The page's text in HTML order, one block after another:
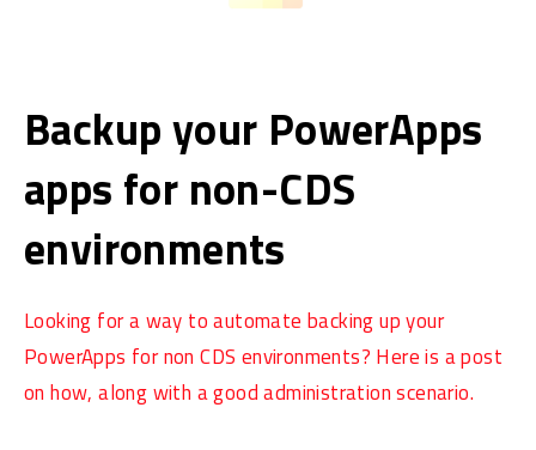
Backup your PowerApps
apps for non-CDS
environments
Looking for a way to automate backing up your
PowerApps for non CDS environments? Here is a post
on how, along with a good administration scenario.